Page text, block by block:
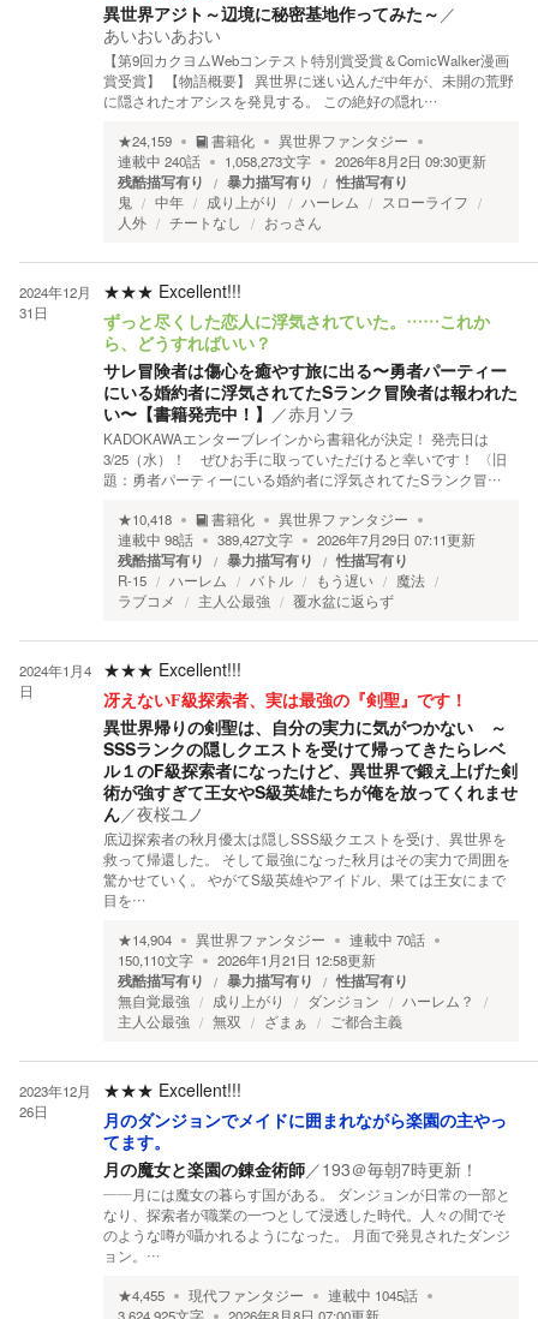
異世界アジト～辺境に秘密基地作ってみた～ ／
あいおいあおい
【第9回カクヨムWebコンテスト特別賞受賞＆ComicWalker漫画
賞受賞】 【物語概要】 異世界に迷い込んだ中年が、未開の荒野
に隠されたオアシスを発見する。 この絶好の隠れ…
★24,159 書籍化
異世界ファンタジー
連載中 240話 1,058,273文字 2026年8月2日 09:30更新
残酷描写有り 暴力描写有り 性描写有り
鬼 中年 成り上がり ハーレム
スローライフ
人外
チートなし おっさん
2024年12月
31日
★★★ Excellent!!!
ずっと尽くした恋人に浮気されていた。……これか
ら、どうすればいい？
サレ冒険者は傷心を癒やす旅に出る〜勇者パーティー
にいる婚約者に浮気されてたSランク冒険者は報われた
い〜【書籍発売中！】 ／赤月ソラ
KADOKAWAエンターブレインから書籍化が決定！ 発売日は
3/25（水）！ ぜひお手に取っていただけると幸いです！ 〈旧
題：勇者パーティーにいる婚約者に浮気されてたSランク冒…
★10,418 書籍化
異世界ファンタジー
連載中 98話 389,427文字 2026年7月29日 07:11更新
残酷描写有り 暴力描写有り 性描写有り
R-15 ハーレム バトル もう遅い
魔法
ラブコメ
主人公最強 覆水盆に返らず
2024年1月4
日
★★★ Excellent!!!
冴えないF級探索者、実は最強の『剣聖』です！
異世界帰りの剣聖は、自分の実力に気がつかない ～
SSSランクの隠しクエストを受けて帰ってきたらレベ
ル１のF級探索者になったけど、異世界で鍛え上げた剣
術が強すぎて王女やS級英雄たちが俺を放ってくれませ
ん／夜桜ユノ
底辺探索者の秋月優太は隠しSSS級クエストを受け、異世界を
救って帰還した。 そして最強になった秋月はその実力で周囲を
驚かせていく。 やがてS級英雄やアイドル、果ては王女にまで
目を…
★14,904 異世界ファンタジー 連載中 70話
150,110文字 2026年1月21日 12:58更新
残酷描写有り 暴力描写有り 性描写有り
無自覚最強 成り上がり ダンジョン
ハーレム？
主人公最強
無双 ざまぁ ご都合主義
2023年12月
26日
★★★ Excellent!!!
月のダンジョンでメイドに囲まれながら楽園の主やっ
てます。
月の魔女と楽園の錬金術師／193＠毎朝7時更新！
――月には魔女の暮らす国がある。 ダンジョンが日常の一部と
なり、探索者が職業の一つとして浸透した時代。人々の間でそ
のような噂が囁かれるようになった。 月面で発見されたダンジ
ョン。…
★4,455 現代ファンタジー 連載中 1045話